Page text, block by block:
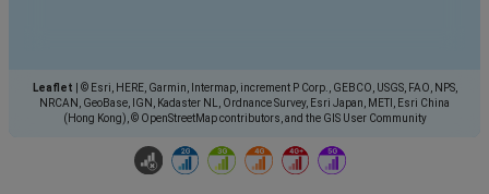
Leaflet
© Esri, HERE, Garmin, Intermap, increment P Corp., GEBCO, USGS, FAO, NPS,
NRCAN, GeoBase, IGN, Kadaster NL, Ordnance Survey, Esri Japan, METI, Esri China
(Hong Kong), © OpenStreetMap contributors, and the GIS User Community